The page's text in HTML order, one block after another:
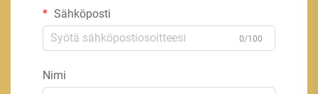
Sähköposti
0/100
Nimi